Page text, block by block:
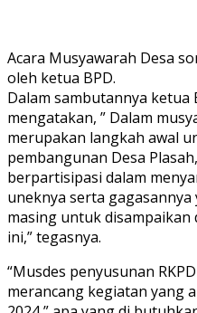
Acara Musyawarah Desa
oleh ketua BPD.
Dalam sambutannya ketua
mengatakan, ” Dalam
merupakan langkah awal
pembangunan Desa
berpartisipasi dalam
uneknya serta gagasannya
masing untuk
ini,” tegasnya.
“Musdes penyusunan
merancang kegiatan yang